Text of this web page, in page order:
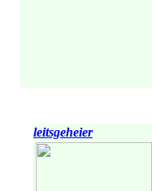
leitsgeheier